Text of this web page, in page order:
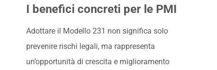
I benefici concreti per le PMI
Adottare il Modello 231 non significa solo
prevenire rischi legali, ma rappresenta
un’opportunità di crescita e miglioramento